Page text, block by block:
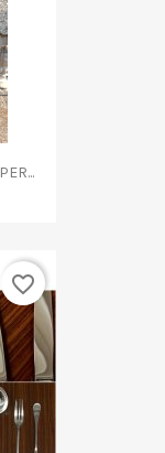
favorite_border